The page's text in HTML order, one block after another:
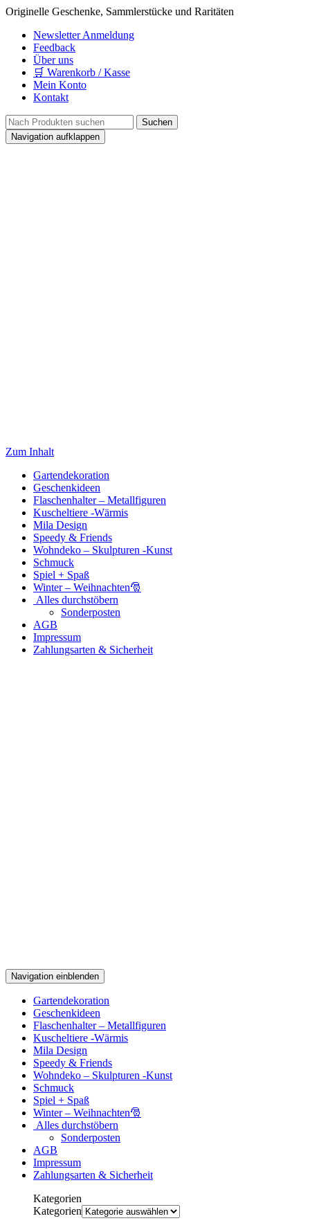
Originelle Geschenke, Sammlerstücke und Raritäten
Newsletter Anmeldung
Feedback
Über uns
🛒 Warenkorb / Kasse
Mein Konto
Kontakt
Navigation aufklappen
Zum Inhalt
Gartendekoration
Geschenkideen
Flaschenhalter – Metallfiguren
Kuscheltiere -Wärmis
Mila Design
Speedy & Friends
Wohndeko – Skulpturen -Kunst
Schmuck
Spiel + Spaß
Winter – Weihnachten🎅
Alles durchstöbern
Sonderposten
AGB
Impressum
Zahlungsarten & Sicherheit
Navigation einblenden
Gartendekoration
Geschenkideen
Flaschenhalter – Metallfiguren
Kuscheltiere -Wärmis
Mila Design
Speedy & Friends
Wohndeko – Skulpturen -Kunst
Schmuck
Spiel + Spaß
Winter – Weihnachten🎅
Alles durchstöbern
Sonderposten
AGB
Impressum
Zahlungsarten & Sicherheit
Kategorien
Kategorien